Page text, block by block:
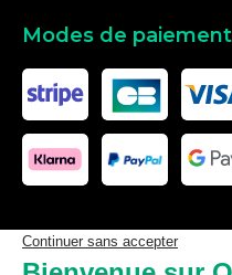
Modes de paiement
Les données affichées ici,